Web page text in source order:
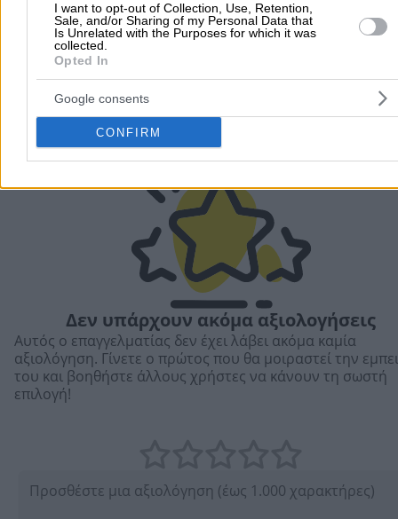
I want to opt-out of Collection, Use, Retention,
Sale, and/or Sharing of my Personal Data that
Is Unrelated with the Purposes for which it was
collected.
Opted In
Google consents
CONFIRM
Νοέμβριος
Δεκέμβριος
Υπεύθυνος Επικοινωνίας:ΙΟΡΔΑΝΗΣ ΒΟΓΙΑΤΖΟΓΛΟΥ,
2310223896, Fax: 2310278188,
info@anelkistires.net
Προσθήκη Αξιολόγησης
Δεν υπάρχουν ακόμα αξιολογήσεις
Αυτός ο επαγγελματίας δεν έχει λάβει ακόμα καμία
αξιολόγηση. Γίνετε ο πρώτος που θα μοιραστεί την
του και βοηθήστε άλλους χρήστες να κάνουν τη σωστή
επιλογή!